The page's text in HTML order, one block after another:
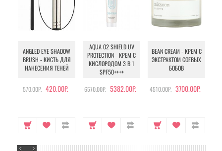
ANGLED EYE SHADOW
BRUSH - КИСТЬ ДЛЯ
НАНЕСЕНИЯ ТЕНЕЙ
570.00Р. 420.00Р.
AQUA O2 SHIELD UV
PROTECTION - КРЕМ С
КИСЛОРОДОМ 3 В 1
SPF50++++
6570.00Р. 5382.00Р.
BEAN CREAM - КРЕМ С
ЭКСТРАКТОМ СОЕВЫХ
БОБОВ
4510.00Р. 3700.00Р.